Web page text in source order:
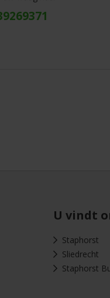
U vindt
Staphorst
Sliedrecht
Staphorst